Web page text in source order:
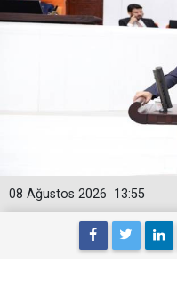
13:55
08 Ağustos 2026